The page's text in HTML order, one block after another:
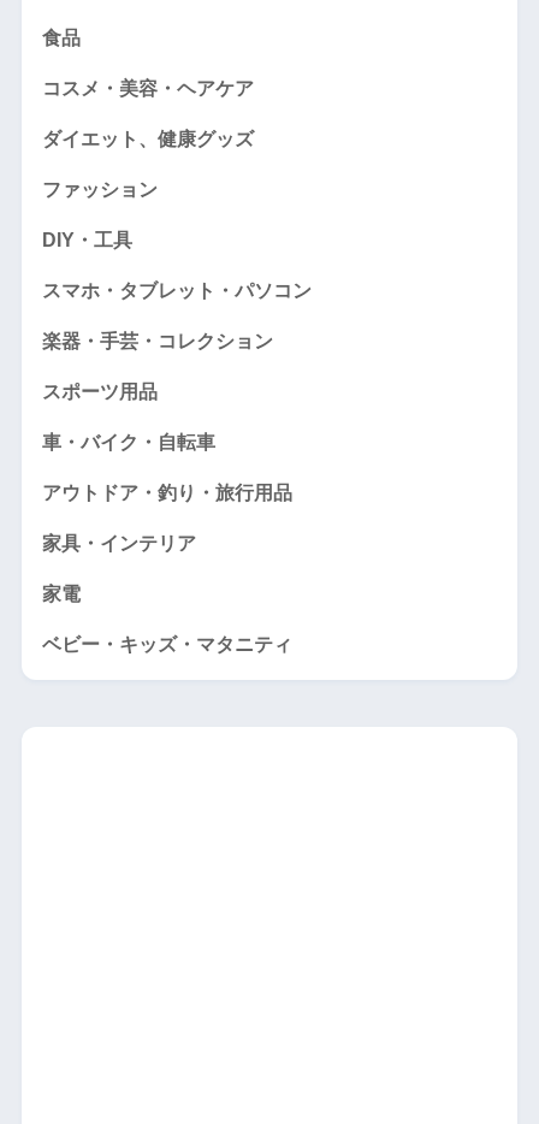
食品
コスメ・美容・ヘアケア
ダイエット、健康グッズ
ファッション
DIY・工具
スマホ・タブレット・パソコン
楽器・手芸・コレクション
スポーツ用品
車・バイク・自転車
アウトドア・釣り・旅行用品
家具・インテリア
家電
ベビー・キッズ・マタニティ